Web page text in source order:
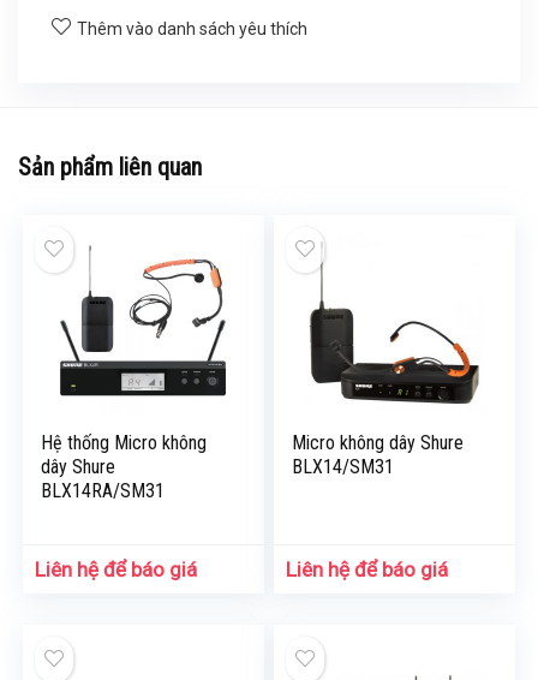
Thêm vào danh sách yêu thích
Sản phẩm liên quan
Hệ thống Micro không
dây Shure
BLX14RA/SM31
Liên hệ để báo giá
Micro không dây Shure
BLX14/SM31
Liên hệ để báo giá